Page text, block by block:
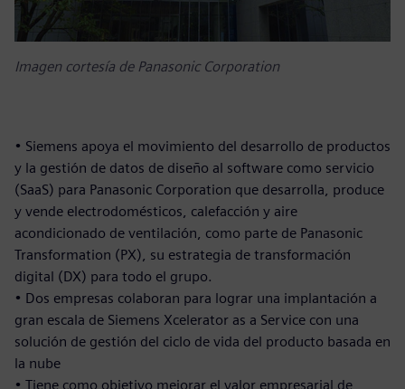
Imagen cortesía de Panasonic Corporation
• Siemens apoya el movimiento del desarrollo de productos
y la gestión de datos de diseño al software como servicio
(SaaS) para Panasonic Corporation que desarrolla, produce
y vende electrodomésticos, calefacción y aire
acondicionado de ventilación, como parte de Panasonic
Transformation (PX), su estrategia de transformación
digital (DX) para todo el grupo.
• Dos empresas colaboran para lograr una implantación a
gran escala de Siemens Xcelerator as a Service con una
solución de gestión del ciclo de vida del producto basada en
la nube
• Tiene como objetivo mejorar el valor empresarial de